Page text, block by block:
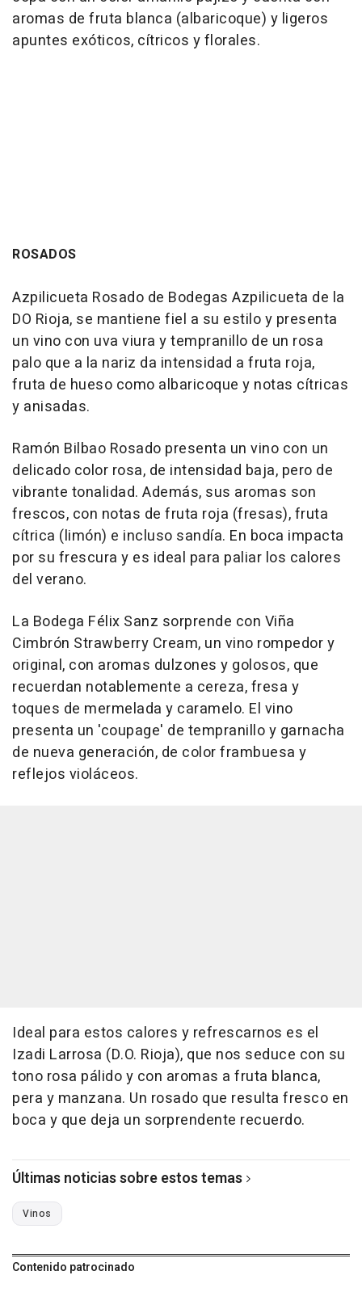
aromas de fruta blanca (albaricoque) y ligeros
apuntes exóticos, cítricos y florales.
ROSADOS
Azpilicueta Rosado de Bodegas Azpilicueta de la
DO Rioja, se mantiene fiel a su estilo y presenta
un vino con uva viura y tempranillo de un rosa
palo que a la nariz da intensidad a fruta roja,
fruta de hueso como albaricoque y notas cítricas
y anisadas.
Ramón Bilbao Rosado presenta un vino con un
delicado color rosa, de intensidad baja, pero de
vibrante tonalidad. Además, sus aromas son
frescos, con notas de fruta roja (fresas), fruta
cítrica (limón) e incluso sandía. En boca impacta
por su frescura y es ideal para paliar los calores
del verano.
La Bodega Félix Sanz sorprende con Viña
Cimbrón Strawberry Cream, un vino rompedor y
original, con aromas dulzones y golosos, que
recuerdan notablemente a cereza, fresa y
toques de mermelada y caramelo. El vino
presenta un 'coupage' de tempranillo y garnacha
de nueva generación, de color frambuesa y
reflejos violáceos.
Ideal para estos calores y refrescarnos es el
Izadi Larrosa (D.O. Rioja), que nos seduce con su
tono rosa pálido y con aromas a fruta blanca,
pera y manzana. Un rosado que resulta fresco en
boca y que deja un sorprendente recuerdo.
Últimas noticias sobre estos temas
Vinos
Contenido patrocinado